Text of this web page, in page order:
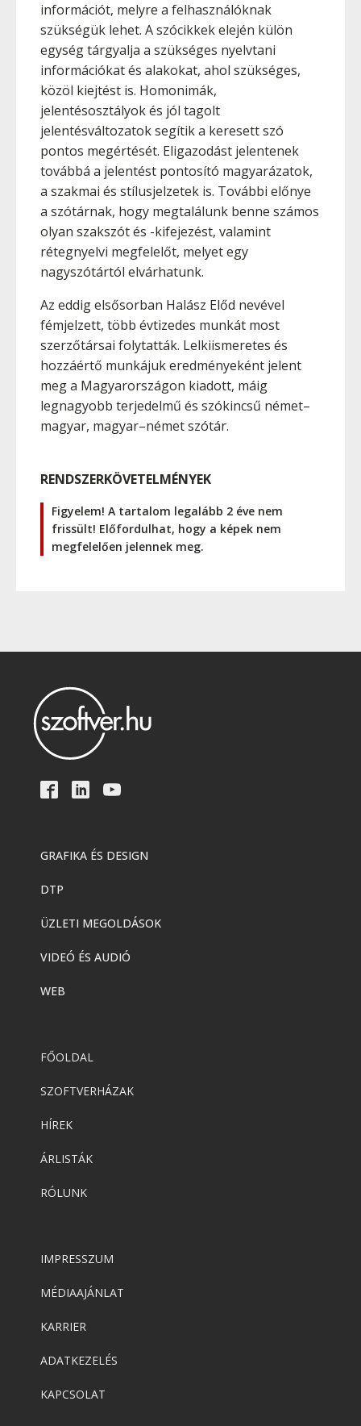
információt, melyre a felhasználóknak
szükségük lehet. A szócikkek elején külön
egység tárgyalja a szükséges nyelvtani
információkat és alakokat, ahol szükséges,
közöl kiejtést is. Homonimák,
jelentésosztályok és jól tagolt
jelentésváltozatok segítik a keresett szó
pontos megértését. Eligazodást jelentenek
továbbá a jelentést pontosító magyarázatok,
a szakmai és stílusjelzetek is. További előnye
a szótárnak, hogy megtalálunk benne számos
olyan szakszót és -kifejezést, valamint
rétegnyelvi megfelelőt, melyet egy
nagyszótártól elvárhatunk.
Az eddig elsősorban Halász Előd nevével
fémjelzett, több évtizedes munkát most
szerzőtársai folytatták. Lelkiismeretes és
hozzáértő munkájuk eredményeként jelent
meg a Magyarországon kiadott, máig
legnagyobb terjedelmű és szókincsű német–
magyar, magyar–német szótár.
RENDSZERKÖVETELMÉNYEK
Figyelem! A tartalom legalább 2 éve nem
frissült! Előfordulhat, hogy a képek nem
megfelelően jelennek meg.
GRAFIKA ÉS DESIGN
DTP
ÜZLETI MEGOLDÁSOK
VIDEÓ ÉS AUDIÓ
WEB
FŐOLDAL
SZOFTVERHÁZAK
HÍREK
ÁRLISTÁK
RÓLUNK
IMPRESSZUM
MÉDIAAJÁNLAT
KARRIER
ADATKEZELÉS
KAPCSOLAT